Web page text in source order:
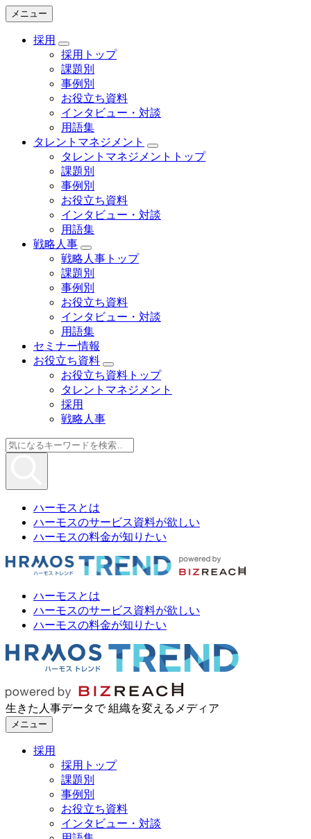
メニュー
採用
採用トップ
課題別
事例別
お役立ち資料
インタビュー・対談
用語集
タレントマネジメント
タレントマネジメントトップ
課題別
事例別
お役立ち資料
インタビュー・対談
用語集
戦略人事
戦略人事トップ
課題別
事例別
お役立ち資料
インタビュー・対談
用語集
セミナー情報
お役立ち資料
お役立ち資料トップ
タレントマネジメント
採用
戦略人事
ハーモスとは
ハーモスのサービス資料が欲しい
ハーモスの料金が知りたい
ハーモスとは
ハーモスのサービス資料が欲しい
ハーモスの料金が知りたい
生きた人事データで 組織を変えるメディア
メニュー
採用
採用トップ
課題別
事例別
お役立ち資料
インタビュー・対談